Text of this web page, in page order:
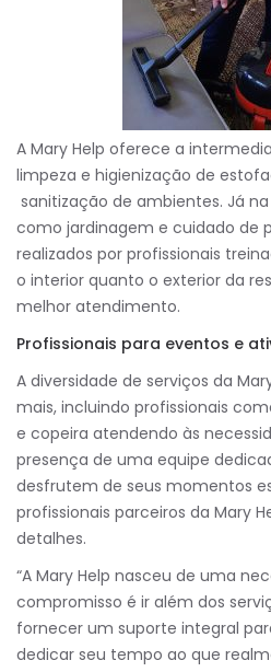
A Mary Help oferece a
limpeza e higienização de
sanitização de ambientes. Já
como jardinagem e cuidado de
realizados por profissionais
o interior quanto o exterior da
melhor atendimento.
Profissionais para eventos e
A diversidade de serviços da
mais, incluindo profissionais
e copeira atendendo às
presença de uma equipe
desfrutem de seus momentos
profissionais parceiros da Mary
detalhes.
“A Mary Help nasceu de uma
compromisso é ir além dos
fornecer um suporte integral
dedicar seu tempo ao que